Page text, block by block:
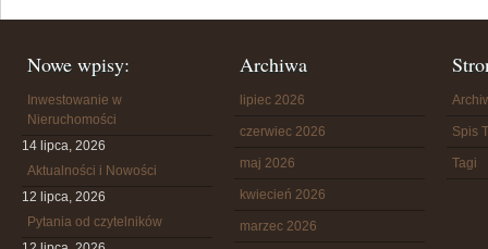
Nowe wpisy:
Inwestowanie w
Nieruchomości
14 lipca, 2026
Aktualności i Nowości
12 lipca, 2026
Pytania od czytelników
Archiwa
lipiec 2026
czerwiec 2026
maj 2026
kwiecień 2026
marzec 2026
Spis
Tagi